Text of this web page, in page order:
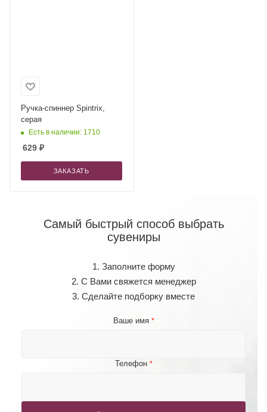
Ручка-спиннер Spintrix,
серая
Есть в наличии: 1710
629 ₽
ЗАКАЗАТЬ
Самый быстрый способ выбрать
сувениры
1. Заполните форму
2. С Вами свяжется менеджер
3. Сделайте подборку вместе
Ваше имя *
Телефон *